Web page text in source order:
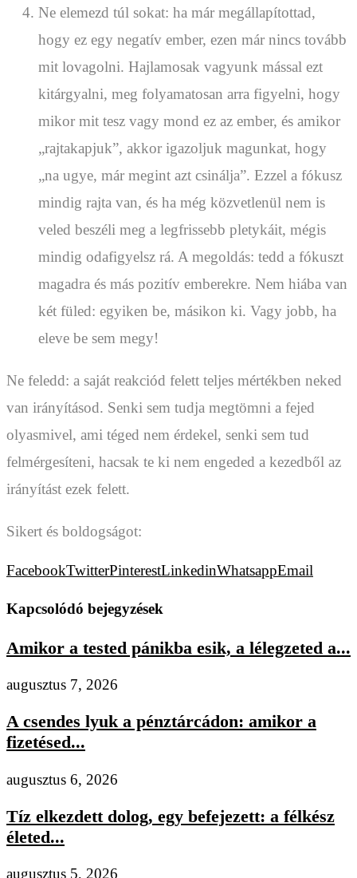
Ne elemezd túl sokat: ha már megállapítottad,
hogy ez egy negatív ember, ezen már nincs tovább
mit lovagolni. Hajlamosak vagyunk mással ezt
kitárgyalni, meg folyamatosan arra figyelni, hogy
mikor mit tesz vagy mond ez az ember, és amikor
„rajtakapjuk”, akkor igazoljuk magunkat, hogy
„na ugye, már megint azt csinálja”. Ezzel a fókusz
mindig rajta van, és ha még közvetlenül nem is
veled beszéli meg a legfrissebb pletykáit, mégis
mindig odafigyelsz rá. A megoldás: tedd a fókuszt
magadra és más pozitív emberekre. Nem hiába van
két füled: egyiken be, másikon ki. Vagy jobb, ha
eleve be sem megy!
Ne feledd: a saját reakciód felett teljes mértékben neked
van irányításod. Senki sem tudja megtömni a fejed
olyasmivel, ami téged nem érdekel, senki sem tud
felmérgesíteni, hacsak te ki nem engeded a kezedből az
irányítást ezek felett.
Sikert és boldogságot:
FacebookTwitterPinterestLinkedinWhatsappEmail
Kapcsolódó bejegyzések
Amikor a tested pánikba esik, a lélegzeted a...
augusztus 7, 2026
A csendes lyuk a pénztárcádon: amikor a
fizetésed...
augusztus 6, 2026
Tíz elkezdett dolog, egy befejezett: a félkész
életed...
augusztus 5, 2026